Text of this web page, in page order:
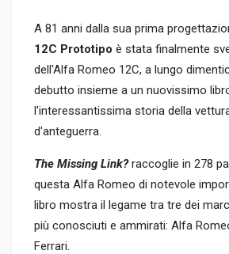
A 81 anni dalla sua prima
12C Prototipo è stata finalmente
dell'Alfa Romeo 12C, a lungo
debutto insieme a un nuovissimo
l'interessantissima storia della
d'anteguerra.
The Missing Link?raccoglie in 278
questa Alfa Romeo di notevole
libro mostra il legame tra tre dei
più conosciuti e ammirati: Alfa
Ferrari.